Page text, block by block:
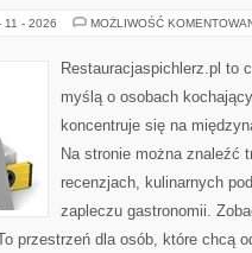
11 - 2026 MOŻLIWOŚĆ
Restauracjaspichlerz.pl to
myślą o osobach
koncentruje się na
Na stronie można znaleźć
recenzjach, kulinarnych
zapleczu gastronomii.
przestrzeń dla osób, które chcą